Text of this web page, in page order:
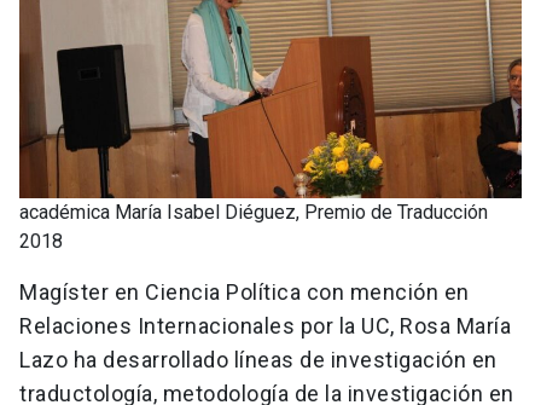
académica María Isabel Diéguez, Premio de Traducción
2018
Magíster en Ciencia Política con mención en
Relaciones Internacionales por la UC, Rosa María
Lazo ha desarrollado líneas de investigación en
traductología, metodología de la investigación en